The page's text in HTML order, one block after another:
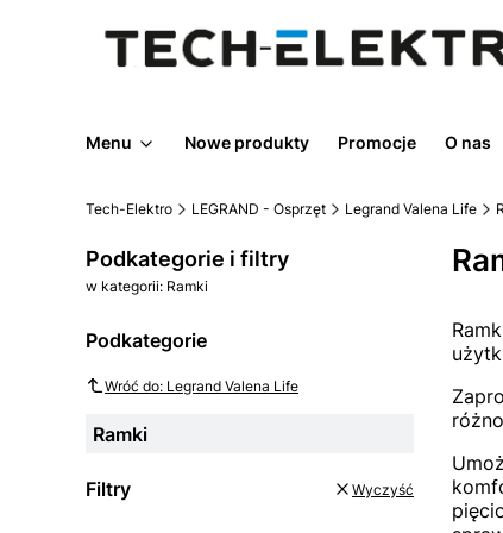
Menu Nowe produkty Promocje O nas
Tech-Elektro LEGRAND - Osprzęt Legrand Valena Life
Podkategorie i filtry
w kategorii: Ramki
Podkategorie
Wróć do: Legrand Valena Life
Ramki
Filtry Wyczyść